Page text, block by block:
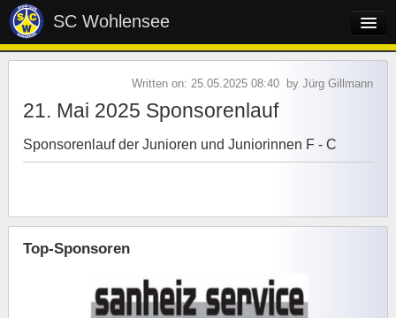
SC Wohlensee
Verein
Mannschaften
Anfahrt
Written on: 25.05.2025 08:40 by Jürg Gillmann
21. Mai 2025 Sponsorenlauf
Sponsorenlauf der Junioren und Juniorinnen F - C
Top-Sponsoren